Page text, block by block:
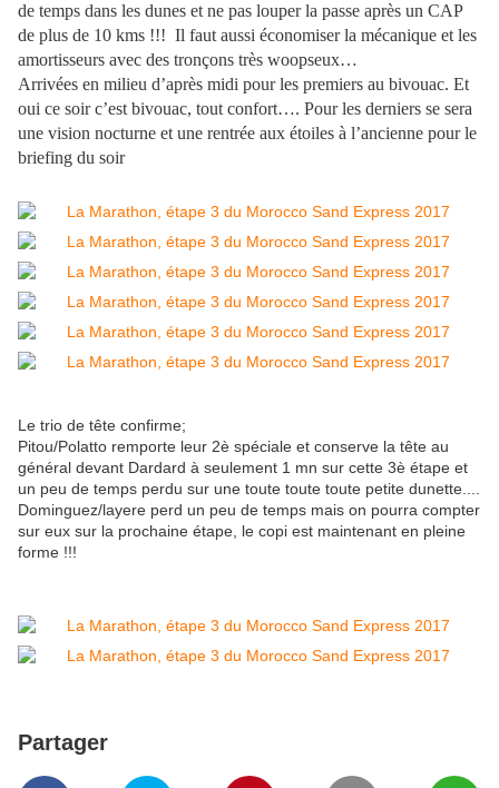
de temps dans les dunes et ne pas louper la passe après un CAP
de plus de 10 kms !!! Il faut aussi économiser la mécanique et les
amortisseurs avec des tronçons très woopseux…
Arrivées en milieu d’après midi pour les premiers au bivouac. Et
oui ce soir c’est bivouac, tout confort…. Pour les derniers se sera
une vision nocturne et une rentrée aux étoiles à l’ancienne pour le
briefing du soir
Le trio de tête confirme;
Pitou/Polatto remporte leur 2è spéciale et conserve la tête au
général devant Dardard à seulement 1 mn sur cette 3è étape et
un peu de temps perdu sur une toute toute toute petite dunette....
Dominguez/layere perd un peu de temps mais on pourra compter
sur eux sur la prochaine étape, le copi est maintenant en pleine
forme !!!
Partager